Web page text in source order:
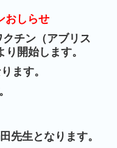
おしらせ
チン（アブリス
開始します。
ます。
先生となります。